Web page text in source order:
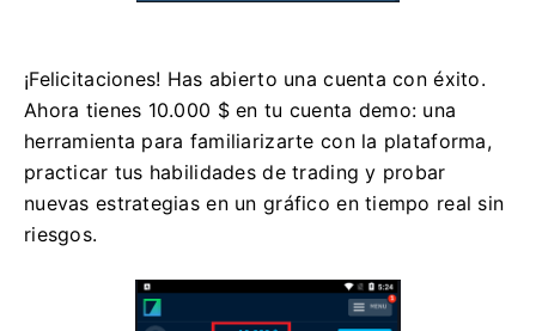
¡Felicitaciones! Has abierto una cuenta con éxito.
Ahora tienes 10.000 $ en tu cuenta demo: una
herramienta para familiarizarte con la plataforma,
practicar tus habilidades de trading y probar
nuevas estrategias en un gráfico en tiempo real sin
riesgos.